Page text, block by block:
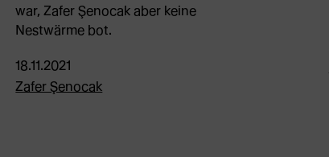
war, Zafer Şenocak aber keine
Nestwärme bot.
18.11.2021
Zafer Şenocak